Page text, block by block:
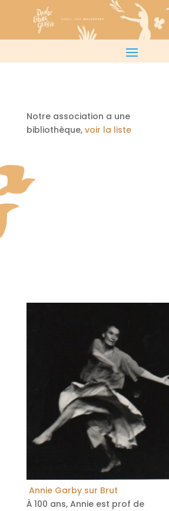
Notre association a une
bibliothèque, voir la liste
Annie Garby sur Brut
À 100 ans, Annie est prof de